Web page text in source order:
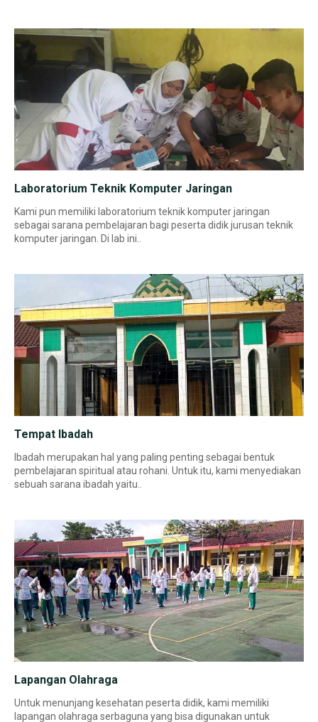
Laboratorium Teknik Komputer Jaringan
Kami pun memiliki laboratorium teknik komputer jaringan
sebagai sarana pembelajaran bagi peserta didik jurusan teknik
komputer jaringan. Di lab ini..
Tempat Ibadah
Ibadah merupakan hal yang paling penting sebagai bentuk
pembelajaran spiritual atau rohani. Untuk itu, kami menyediakan
sebuah sarana ibadah yaitu..
Lapangan Olahraga
Untuk menunjang kesehatan peserta didik, kami memiliki
lapangan olahraga serbaguna yang bisa digunakan untuk